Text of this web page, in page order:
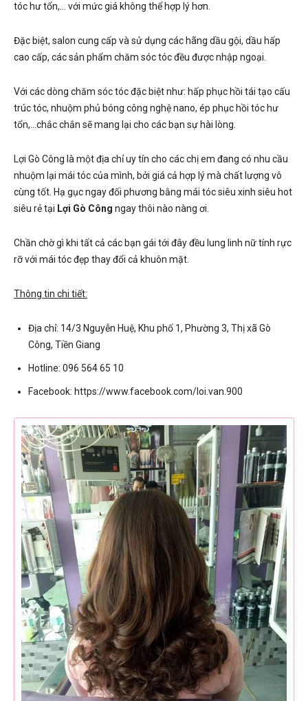
tóc hư tổn,… với mức giá không thể hợp lý hơn.
Đặc biệt, salon cung cấp và sử dụng các hãng dầu gội, dầu hấp
cao cấp, các sản phẩm chăm sóc tóc đều được nhập ngoại.
Với các dòng chăm sóc tóc đặc biệt như: hấp phục hồi tái tạo cấu
trúc tóc, nhuộm phủ bóng công nghệ nano, ép phục hồi tóc hư
tổn,…chắc chắn sẽ mang lại cho các bạn sự hài lòng.
Lợi Gò Công là một địa chỉ uy tín cho các chị em đang có nhu cầu
nhuộm lại mái tóc của mình, bởi giá cả hợp lý mà chất lượng vô
cùng tốt. Hạ gục ngay đối phương bằng mái tóc siêu xinh siêu hot
siêu rẻ tại Lợi Gò Công ngay thôi nào nàng ơi.
Chần chờ gì khi tất cả các bạn gái tới đây đều lung linh nữ tính rực
rỡ với mái tóc đẹp thay đổi cả khuôn mặt.
Thông tin chi tiết:
Địa chỉ: 14/3 Nguyễn Huệ, Khu phố 1, Phường 3, Thị xã Gò
Công, Tiền Giang
Hotline: 096 564 65 10
Facebook: https://www.facebook.com/loi.van.900